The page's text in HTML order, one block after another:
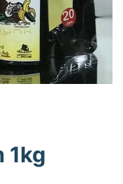
1kg